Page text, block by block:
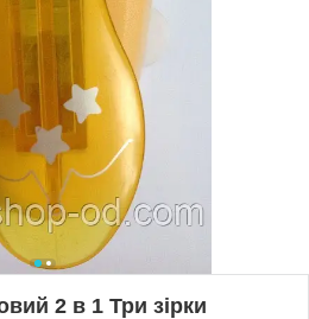
2 в 1 Три зірки